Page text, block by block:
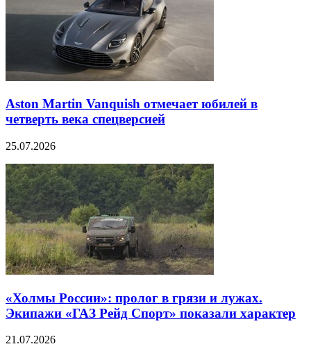
Aston Martin Vanquish отмечает юбилей в
четверть века спецверсией
25.07.2026
«Холмы России»: пролог в грязи и лужах.
Экипажи «ГАЗ Рейд Спорт» показали характер
21.07.2026